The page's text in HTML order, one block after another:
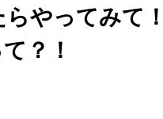
やってみて
？！